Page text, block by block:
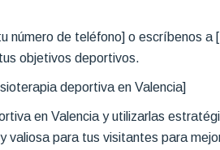
número de teléfono] o escríbenos
objetivos deportivos.
deportiva en Valencia]
en Valencia y utilizarlas
para tus visitantes para